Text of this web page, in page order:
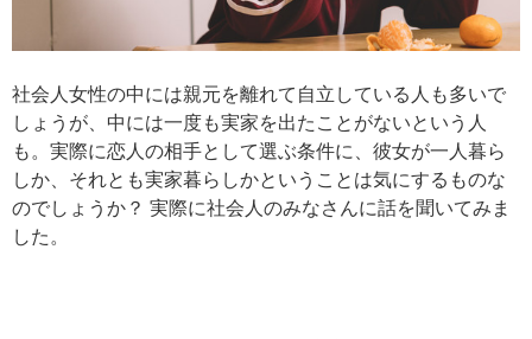
社会人女性の中には親元を離れて自立している人も多いで
しょうが、中には一度も実家を出たことがないという人
も。実際に恋人の相手として選ぶ条件に、彼女が一人暮ら
しか、それとも実家暮らしかということは気にするものな
のでしょうか？ 実際に社会人のみなさんに話を聞いてみま
した。